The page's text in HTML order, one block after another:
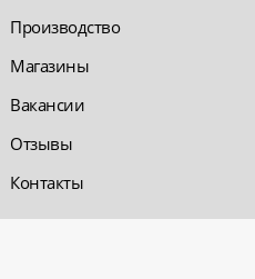
Производство
Магазины
Вакансии
Отзывы
Контакты
Обратная связь